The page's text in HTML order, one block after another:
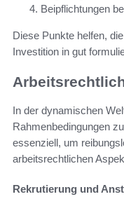
Beipflichtungen
Diese Punkte helfen,
Investition in gut
In der dynamischen
Rahmenbedingungen
essenziell, um
arbeitsrechtlichen
Rekrutierung und